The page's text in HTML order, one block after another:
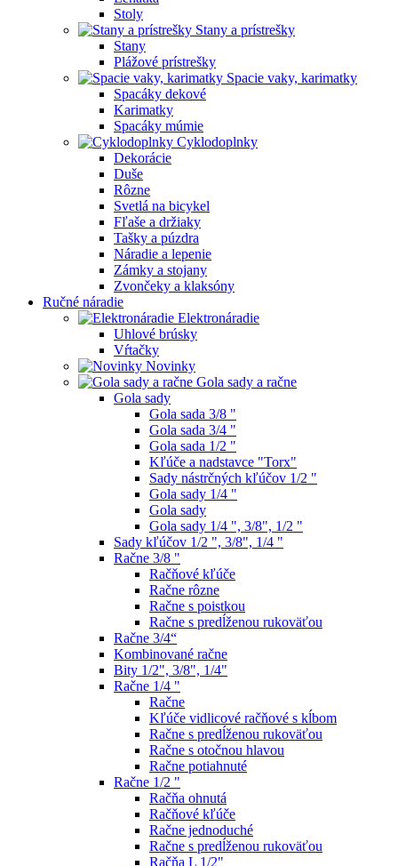
Stoly
Stany a prístrešky
Stany
Plážové prístrešky
Spacie vaky, karimatky
Spacáky dekové
Karimatky
Spacáky múmie
Cyklodoplnky
Dekorácie
Duše
Rôzne
Svetlá na bicykel
Fľaše a držiaky
Tašky a púzdra
Náradie a lepenie
Zámky a stojany
Zvončeky a klaksóny
Ručné náradie
Elektronáradie
Uhlové brúsky
Vŕtačky
Novinky
Gola sady a račne
Gola sady
Gola sada 3/8 "
Gola sada 3/4 "
Gola sada 1/2 "
Kľúče a nadstavce "Torx"
Sady nástrčných kľúčov 1/2 "
Gola sady 1/4 "
Gola sady
Gola sady 1/4 ", 3/8", 1/2 "
Sady kľúčov 1/2 ", 3/8", 1/4 "
Račne 3/8 "
Račňové kľúče
Račne rôzne
Račne s poistkou
Račne s predĺženou rukoväťou
Račne 3/4“
Kombinované račne
Bity 1/2", 3/8", 1/4"
Račne 1/4 "
Račne
Kľúče vidlicové račňové s kĺbom
Račne s predĺženou rukoväťou
Račne s otočnou hlavou
Račne potiahnuté
Račne 1/2 "
Račňa ohnutá
Račňové kľúče
Račne jednoduché
Račne s predĺženou rukoväťou
Račňa L 1/2"